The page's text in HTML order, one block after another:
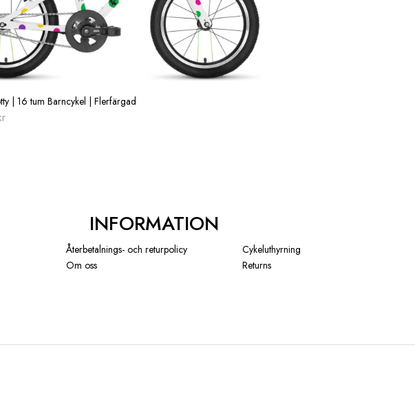
| 16 tum Barncykel | Flerfärgad
INFORMATION
Återbetalnings- och returpolicy Cykeluthyrning
Om oss Returns